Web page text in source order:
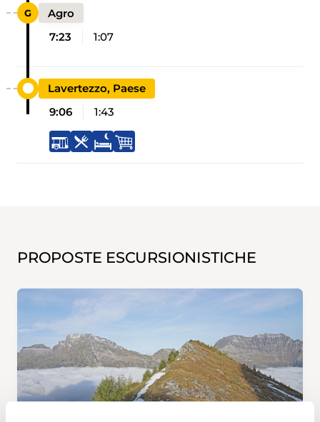
Agro
7:23
1:07
Lavertezzo, Paese
9:06
1:43
PROPOSTE ESCURSIONISTICHE